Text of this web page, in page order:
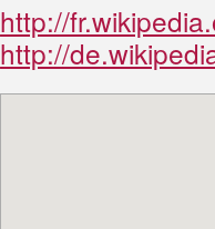
http://
http://